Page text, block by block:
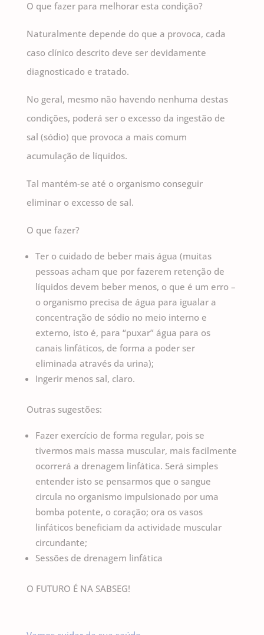
O que fazer para melhorar esta condição?
Naturalmente depende do que a provoca, cada
caso clínico descrito deve ser devidamente
diagnosticado e tratado.
No geral, mesmo não havendo nenhuma destas
condições, poderá ser o excesso da ingestão de
sal (sódio) que provoca a mais comum
acumulação de líquidos.
Tal mantém-se até o organismo conseguir
eliminar o excesso de sal.
O que fazer?
Ter o cuidado de beber mais água (muitas
pessoas acham que por fazerem retenção de
líquidos devem beber menos, o que é um erro –
o organismo precisa de água para igualar a
concentração de sódio no meio interno e
externo, isto é, para “puxar” água para os
canais linfáticos, de forma a poder ser
eliminada através da urina);
Ingerir menos sal, claro.
Outras sugestões:
Fazer exercício de forma regular, pois se
tivermos mais massa muscular, mais facilmente
ocorrerá a drenagem linfática. Será simples
entender isto se pensarmos que o sangue
circula no organismo impulsionado por uma
bomba potente, o coração; ora os vasos
linfáticos beneficiam da actividade muscular
circundante;
Sessões de drenagem linfática
O FUTURO É NA SABSEG!